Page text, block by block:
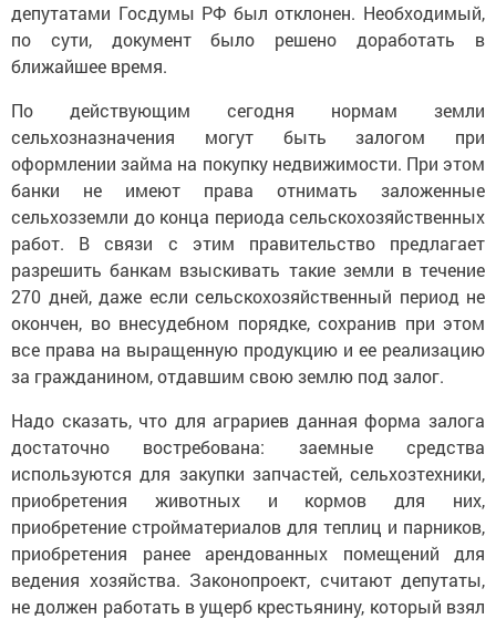
депутатами Госдумы РФ был отклонен. Необходимый,
по сути, документ было решено доработать в
ближайшее время.
По действующим сегодня нормам земли
сельхозназначения могут быть залогом при
оформлении займа на покупку недвижимости. При этом
банки не имеют права отнимать заложенные
сельхозземли до конца периода сельскохозяйственных
работ. В связи с этим правительство предлагает
разрешить банкам взыскивать такие земли в течение
270 дней, даже если сельскохозяйственный период не
окончен, во внесудебном порядке, сохранив при этом
все права на выращенную продукцию и ее реализацию
за гражданином, отдавшим свою землю под залог.
Надо сказать, что для аграриев данная форма залога
достаточно востребована: заемные средства
используются для закупки запчастей, сельхозтехники,
приобретения животных и кормов для них,
приобретение стройматериалов для теплиц и парников,
приобретения ранее арендованных помещений для
ведения хозяйства. Законопроект, считают депутаты,
не должен работать в ущерб крестьянину, который взял